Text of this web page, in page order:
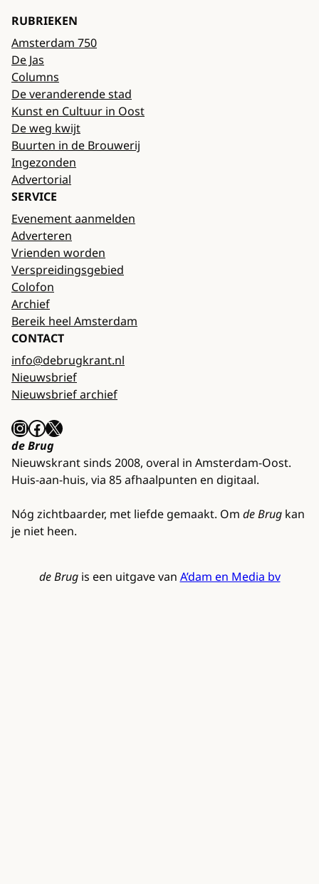
RUBRIEKEN
Amsterdam 750
De Jas
Columns
De veranderende stad
Kunst en Cultuur in Oost
De weg kwijt
Buurten in de Brouwerij
Ingezonden
Advertorial
SERVICE
Evenement aanmelden
Adverteren
Vrienden worden
Verspreidingsgebied
Colofon
Archief
Bereik heel Amsterdam
CONTACT
info@debrugkrant.nl
Nieuwsbrief
Nieuwsbrief archief
InstagramFacebook X
de Brug
Nieuwskrant sinds 2008, overal in Amsterdam-Oost.
Huis-aan-huis, via 85 afhaalpunten en digitaal.
Nóg zichtbaarder, met liefde gemaakt. Om de Brug kan
je niet heen.
de Brug is een uitgave van A’dam en Media bv